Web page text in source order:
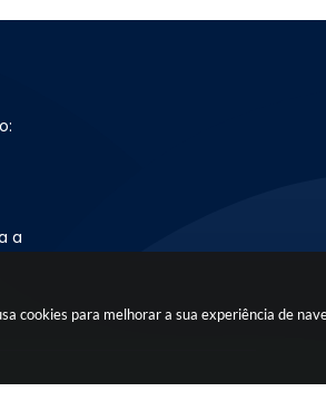
cookies para melhorar a sua experiência de
a